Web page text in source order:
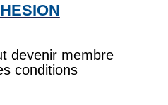
devenir membre
conditions